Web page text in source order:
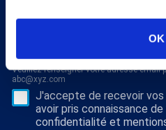
OK
Veuillez renseigner votre adresse email
abc@xyz.com
J'accepte de recevoir
avoir pris connaissance
confidentialité et